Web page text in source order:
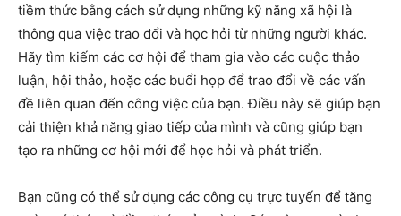
tiềm thức bằng cách sử dụng những kỹ năng xã hội là
thông qua việc trao đổi và học hỏi từ những người khác.
Hãy tìm kiếm các cơ hội để tham gia vào các cuộc thảo
luận, hội thảo, hoặc các buổi họp để trao đổi về các vấn
đề liên quan đến công việc của bạn. Điều này sẽ giúp bạn
cải thiện khả năng giao tiếp của mình và cũng giúp bạn
tạo ra những cơ hội mới để học hỏi và phát triển.
Bạn cũng có thể sử dụng các công cụ trực tuyến để tăng